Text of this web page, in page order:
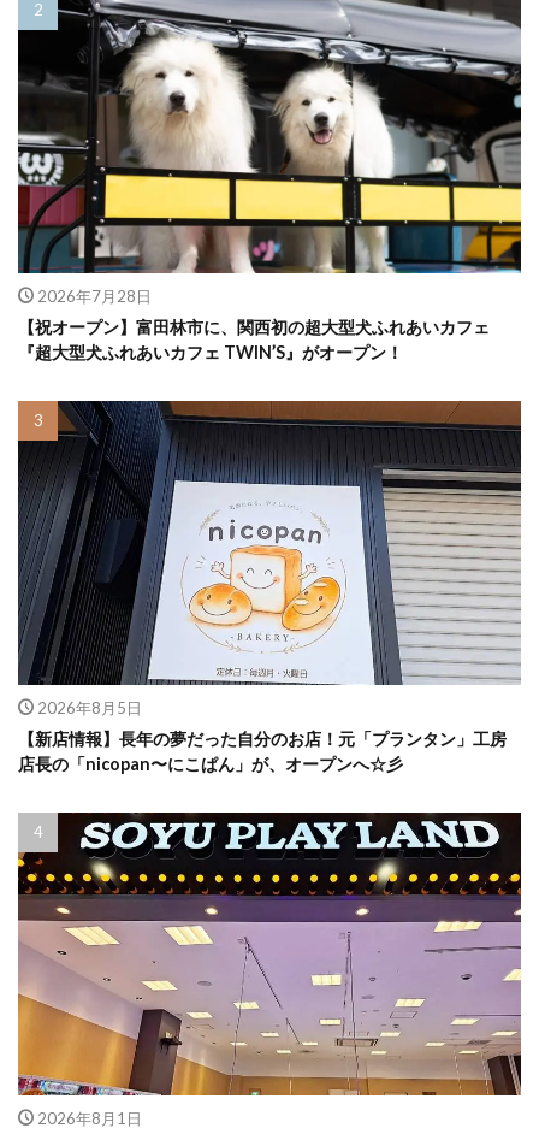
2026年7月28日
【祝オープン】富田林市に、関西初の超大型犬ふれあいカフェ
『超大型犬ふれあいカフェ TWIN’S』がオープン！
2026年8月5日
【新店情報】長年の夢だった自分のお店！元「プランタン」工房
店長の「nicopan〜にこぱん」が、オープンへ☆彡
2026年8月1日